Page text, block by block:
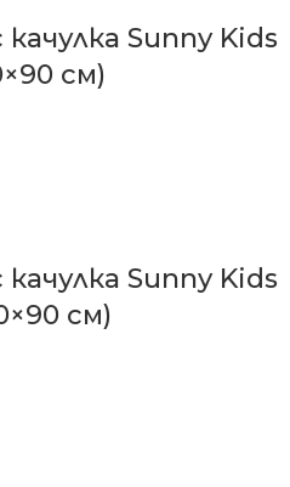
Sunny Kids
см)
Sunny Kids
см)